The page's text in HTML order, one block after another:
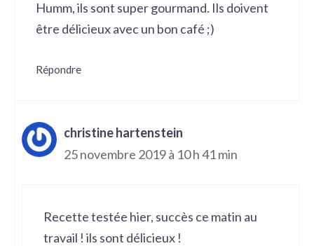
Humm, ils sont super gourmand. Ils doivent
être délicieux avec un bon café ;)
Répondre
christine hartenstein
25 novembre 2019 à 10 h 41 min
Recette testée hier, succès ce matin au
travail ! ils sont délicieux !